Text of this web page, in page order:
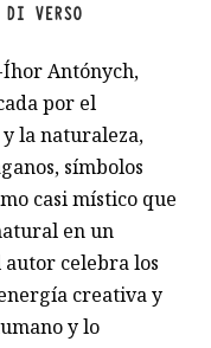
DI VERSO
Íhor Antónych,
por el
la naturaleza,
símbolos
casi místico que
en un
celebra los
creativa y
y lo